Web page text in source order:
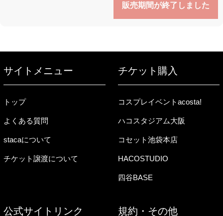
販売期間が終了しました
サイトメニュー
トップ
よくある質問
stacaについて
チケット譲渡について
チケット購入
コスプレイベントacosta!
ハコスタジアム大阪
コセット池袋本店
HACOSTUDIO
四谷BASE
公式サイトリンク 規約・その他